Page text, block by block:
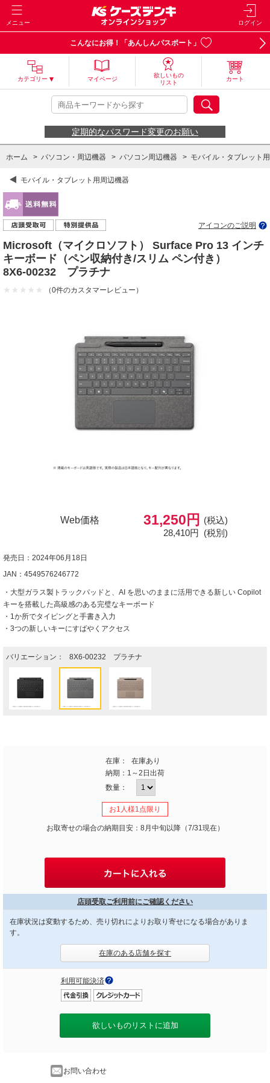
メニュー ログイン
こんなにお得！「あんしんパスポート」
カテゴリー マイページ
欲しいもの
リスト
カート
定期的なパスワード変更のお願い
ホーム > パソコン・周辺機器 > パソコン周辺機器 > モバイル・タブレット
モバイル・タブレット用周辺機器
アイコンのご説明
Microsoft（マイクロソフト） Surface Pro 13 インチ
キーボード（ペン収納付き/スリム ペン付き）
8X6-00232 プラチナ
（0件のカスタマーレビュー）
Web価格 31,250円
(税込)
28,410円 (税別)
発売日：2024年06月18日
JAN：4549576246772
・大型ガラス製トラックパッドと、AI を思いのままに活用できる新しい Copilot
キーを搭載した高級感のある完璧なキーボード
・1か所でタイピングと手書き入力
・3つの新しいキーにすばやくアクセス
バリエーション： 8X6-00232 プラチナ
在庫：
在庫あり
納期： 1～2日出荷
数量：
お1人様1点限り
お取寄せの場合の納期目安：8月中旬以降（7/31現在）
店頭受取ご利用前にご確認ください
在庫状況は変動するため、売り切れによりお取り寄せになる場合がありま
す。
在庫のある店舗を探す
利用可能決済
欲しいものリストに追加
お問い合わせ